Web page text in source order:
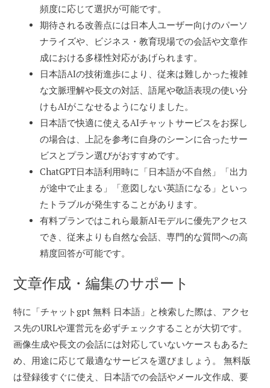
頻度に応じて選択が可能です。
期待される改善点には日本人ユーザー向けのパーソ
ナライズや、ビジネス・教育現場での会話や文章作
成における多様性対応があげられます。
日本語AIの技術進歩により、従来は難しかった複雑
な文脈理解や長文の対話、語尾や敬語表現の使い分
けもAIがこなせるようになりました。
日本語で快適に使えるAIチャットサービスをお探し
の場合は、上記を参考に自身のシーンに合ったサー
ビスとプラン選びがおすすめです。
ChatGPT日本語利用時に「日本語が不自然」「出力
が途中で止まる」「意図しない英語になる」といっ
たトラブルが発生することがあります。
有料プランではこれら最新AIモデルに優先アクセス
でき、従来よりも自然な会話、専門的な質問への高
精度回答が可能です。
文章作成・編集のサポート
特に「チャットgpt 無料 日本語」と検索した際は、アクセ
ス先のURLや運営元を必ずチェックすることが大切です。
画像生成や長文の会話には対応していないケースもあるた
め、用途に応じて最適なサービスを選びましょう。 無料版
は登録後すぐに使え、日本語での会話やメール文作成、要